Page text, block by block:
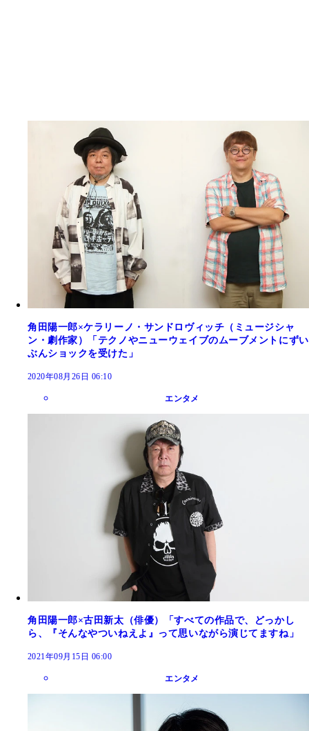
角田陽一郎×ケラリーノ・サンドロヴィッチ（ミュージシャ
ン・劇作家）「テクノやニューウェイブのムーブメントにずい
ぶんショックを受けた」
2020年08月26日 06:10
エンタメ
角田陽一郎×古田新太（俳優）「すべての作品で、どっかし
ら、『そんなやついねえよ』って思いながら演じてますね」
2021年09月15日 06:00
エンタメ